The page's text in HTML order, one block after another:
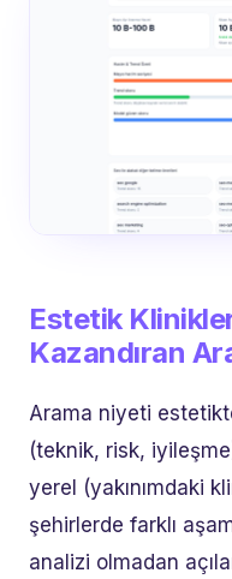
Estetik
Kazandıran
Arama niyeti
(teknik, risk,
yerel (yakınımdaki
şehirlerde farklı
analizi olmadan